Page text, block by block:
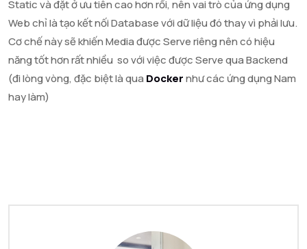
Static và đặt ở ưu tiên cao hơn rồi, nên vai trò của ứng dụng
Web chỉ là tạo kết nối Database với dữ liệu đó thay vì phải lưu.
Cơ chế này sẽ khiến Media được Serve riêng nên có hiệu
năng tốt hơn rất nhiều so với việc được Serve qua Backend
(đi lòng vòng, đặc biệt là qua Dockernhư các ứng dụng Nam
hay làm)